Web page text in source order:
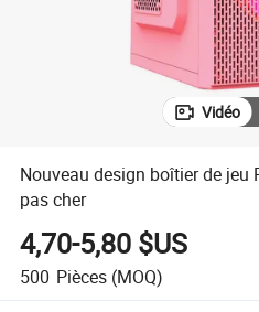
Vidéo
Nouveau design boîtier de jeu
pas cher
4,70-5,80 $US
500 Pièces (MOQ)